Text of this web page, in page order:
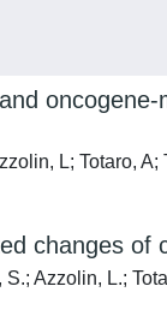
oncogene-
L; Totaro, A;
changes of
Azzolin, L.;